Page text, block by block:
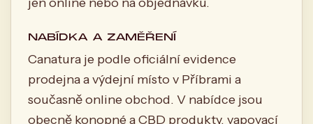
NABÍDKA A ZAMĚŘENÍ
Canatura je podle oficiální evidence
prodejna a výdejní místo v Příbrami a
současně online obchod. V nabídce jsou
obecně konopné a CBD produkty, vapovací